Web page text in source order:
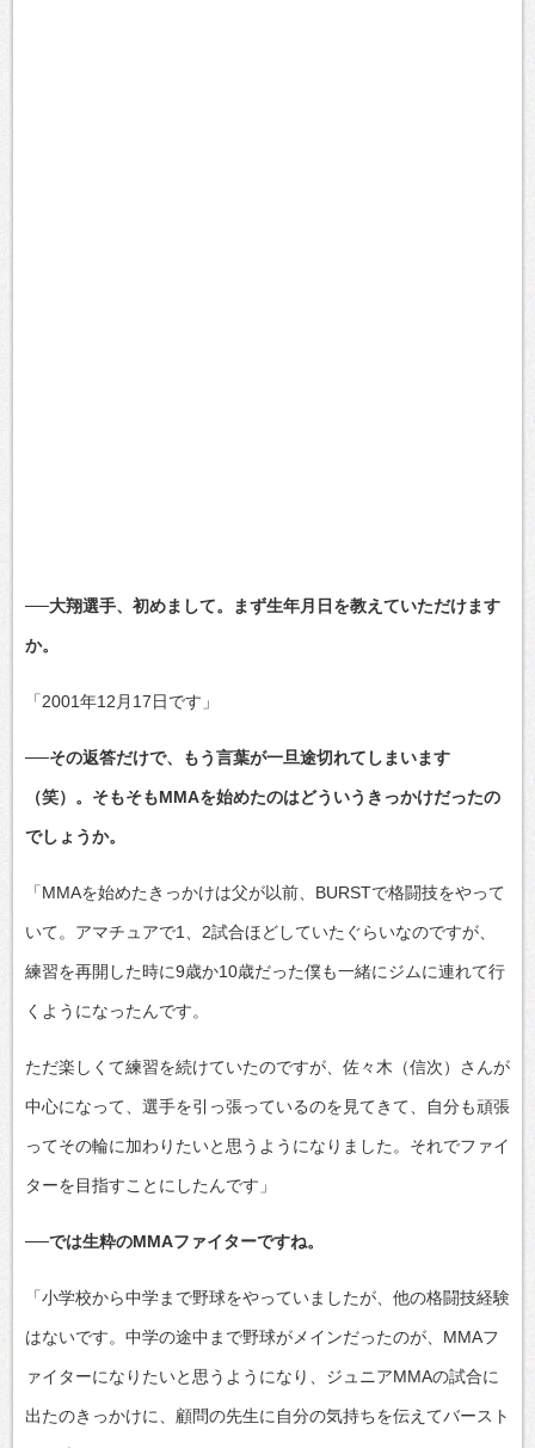
──大翔選手、初めまして。まず生年月日を教えていただけます
か。
「2001年12月17日です」
──その返答だけで、もう言葉が一旦途切れてしまいます
（笑）。そもそもMMAを始めたのはどういうきっかけだったの
でしょうか。
「MMAを始めたきっかけは父が以前、BURSTで格闘技をやって
いて。アマチュアで1、2試合ほどしていたぐらいなのですが、
練習を再開した時に9歳か10歳だった僕も一緒にジムに連れて行
くようになったんです。
ただ楽しくて練習を続けていたのですが、佐々木（信次）さんが
中心になって、選手を引っ張っているのを見てきて、自分も頑張
ってその輪に加わりたいと思うようになりました。それでファイ
ターを目指すことにしたんです」
──では生粋のMMAファイターですね。
「小学校から中学まで野球をやっていましたが、他の格闘技経験
はないです。中学の途中まで野球がメインだったのが、MMAフ
ァイターになりたいと思うようになり、ジュニアMMAの試合に
出たのきっかけに、顧問の先生に自分の気持ちを伝えてバースト